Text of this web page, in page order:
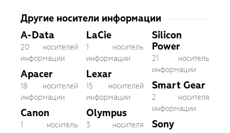
Другие носители информации
A-Data
20 носителей
информации
Apacer
18 носителей
информации
Canon
1 носитель
LaCie
1 носитель
информации
Lexar
15 носителей
информации
Olympus
3 носителя
Silicon
Power
21 носитель
информации
Smart Gear
2 носителя
информации
Sony